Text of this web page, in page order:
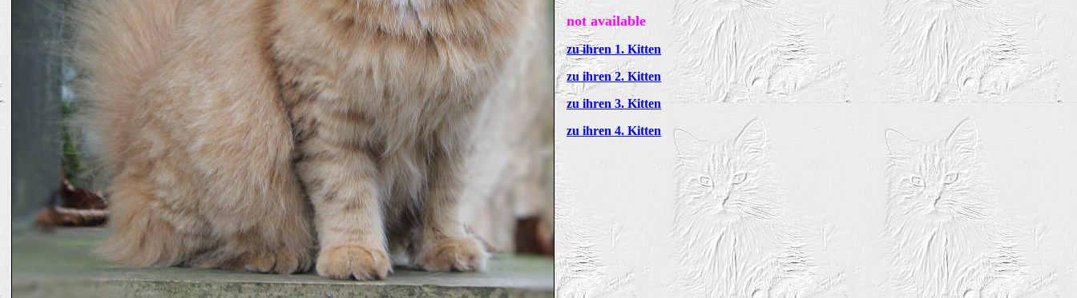
not available
zu ihren 1. Kitten
zu ihren 2. Kitten
zu ihren 3. Kitten
zu ihren 4. Kitten